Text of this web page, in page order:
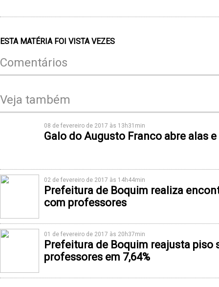
ESTA MATÉRIA FOI VISTAVEZES
Comentários
Veja também
08 de fevereiro de 2017 às 13h31min
Galo do Augusto Franco abre alas
02 de fevereiro de 2017 às 14h44min
Prefeitura de Boquim realiza
com professores
01 de fevereiro de 2017 às 20h37min
Prefeitura de Boquim reajusta piso
professores em 7,64%